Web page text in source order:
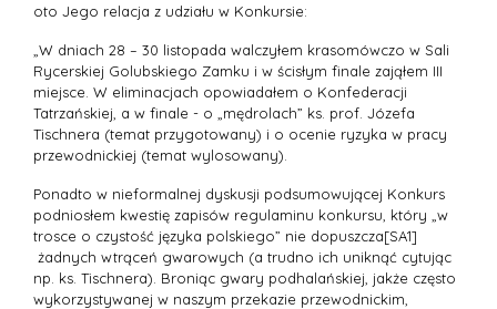
oto Jego relacja z udziału w Konkursie:
„W dniach 28 – 30 listopada walczyłem krasomówczo w Sali
Rycerskiej Golubskiego Zamku i w ścisłym finale zająłem III
miejsce. W eliminacjach opowiadałem o Konfederacji
Tatrzańskiej, a w finale - o „mędrolach” ks. prof. Józefa
Tischnera (temat przygotowany) i o ocenie ryzyka w pracy
przewodnickiej (temat wylosowany).
Ponadto w nieformalnej dyskusji podsumowującej Konkurs
podniosłem kwestię zapisów regulaminu konkursu, który „w
trosce o czystość języka polskiego” nie dopuszcza[SA1]
żadnych wtrąceń gwarowych (a trudno ich uniknąć cytując
np. ks. Tischnera). Broniąc gwary podhalańskiej, jakże często
wykorzystywanej w naszym przekazie przewodnickim,